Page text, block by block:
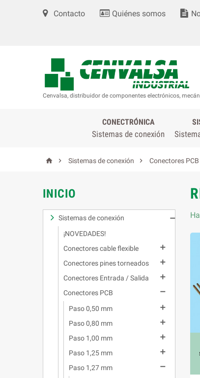
Contacto Quiénes somos
Cenvalsa, distribuidor de componentes electrónicos,
CONECTRÓNICA
Sistemas de conexión
  Sistemas de conexión  Conectores PCB
INICIO
Sistemas de conexión

¡NOVEDADES!
Conectores cable flexible

Conectores pines torneados

Conectores Entrada / Salida

Conectores PCB

Paso 0,50 mm

Paso 0,80 mm

Paso 1,00 mm

Paso 1,25 mm

Paso 1,27 mm
